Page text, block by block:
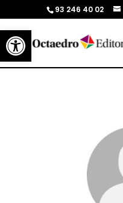
Abrir barra de herramientas
93 246 40 02